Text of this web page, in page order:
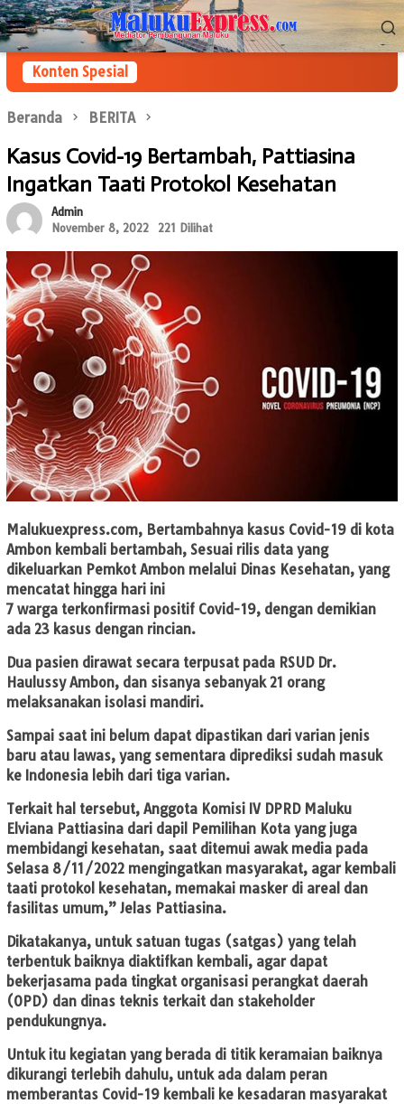
Loncat
ke
konten
Menu
Mobile
Konten Spesial
Beranda BERITA
Kasus Covid-19 Bertambah, Pattiasina
Ingatkan Taati Protokol Kesehatan
Admin
November 8, 2022
221 Dilihat
Malukuexpress.com, Bertambahnya kasus Covid-19 di kota
Ambon kembali bertambah, Sesuai rilis data yang
dikeluarkan Pemkot Ambon melalui Dinas Kesehatan, yang
mencatat hingga hari ini
7 warga terkonfirmasi positif Covid-19, dengan demikian
ada 23 kasus dengan rincian.
Dua pasien dirawat secara terpusat pada RSUD Dr.
Haulussy Ambon, dan sisanya sebanyak 21 orang
melaksanakan isolasi mandiri.
Sampai saat ini belum dapat dipastikan dari varian jenis
baru atau lawas, yang sementara diprediksi sudah masuk
ke Indonesia lebih dari tiga varian.
Terkait hal tersebut, Anggota Komisi IV DPRD Maluku
Elviana Pattiasina dari dapil Pemilihan Kota yang juga
membidangi kesehatan, saat ditemui awak media pada
Selasa 8/11/2022 mengingatkan masyarakat, agar kembali
taati protokol kesehatan, memakai masker di areal dan
fasilitas umum,” Jelas Pattiasina.
Dikatakanya, untuk satuan tugas (satgas) yang telah
terbentuk baiknya diaktifkan kembali, agar dapat
bekerjasama pada tingkat organisasi perangkat daerah
(OPD) dan dinas teknis terkait dan stakeholder
pendukungnya.
Untuk itu kegiatan yang berada di titik keramaian baiknya
dikurangi terlebih dahulu, untuk ada dalam peran
memberantas Covid-19 kembali ke kesadaran masyarakat